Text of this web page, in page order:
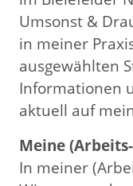
Umsonst &
in meiner
ausgewählten
Informationen
aktuell auf
Meine
In meiner